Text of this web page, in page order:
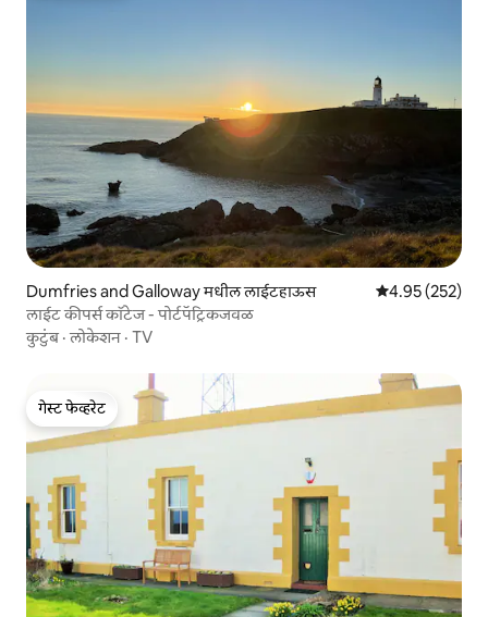
Dumfries and Galloway मधील लाईटहाऊस 5 पैकी 4.95
4.95 (252)
लाईट कीपर्स कॉटेज - पोर्टपॅट्रिकजवळ
कुटुंब·लोकेशन · TV
गेस्ट फेव्हरेट
गेस्ट फेव्हरेट